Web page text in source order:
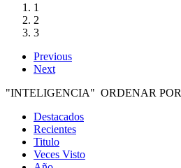
1
2
3
Previous
Next
"INTELIGENCIA" ORDENAR POR
Destacados
Recientes
Titulo
Veces Visto